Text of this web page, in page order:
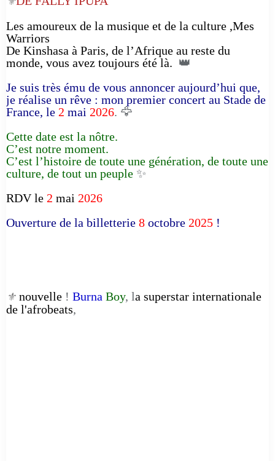
Les amoureux de la musique et de la culture ,Mes
Warriors
De Kinshasa à Paris, de l’Afrique au reste du
monde, vous avez toujours été là. 👑
Je suis très ému de vous annoncer aujourd’hui que,
je réalise un rêve : mon premier concert au Stade de
France, le 2 mai 2026. 🦅
Cette date est la nôtre.
C’est notre moment.
C’est l’histoire de toute une génération, de toute une
culture, de tout un peuple ✨
RDV le 2 mai 2026
Ouverture de la billetterie 8 octobre 2025 !
⚜️ nouvelle ! Burna Boy, la superstar internationale
de l'afrobeats,